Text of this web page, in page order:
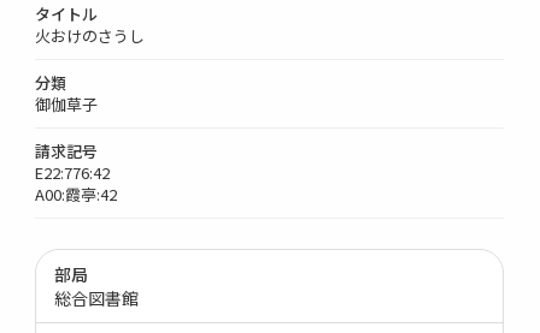
タイトル
火おけのさうし
分類
御伽草子
請求記号
E22:776:42
A00:霞亭:42
部局
総合図書館